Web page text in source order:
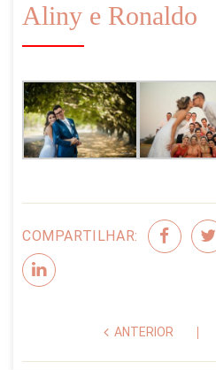
Aliny e Ronaldo
COMPARTILHAR:
ANTERIOR